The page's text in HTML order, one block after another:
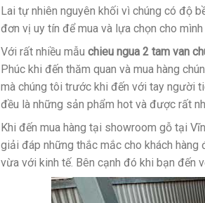
Lai tự nhiên nguyên khối vì chúng có độ
đơn vị uy tín để mua và lựa chọn cho
Với rất nhiều mẫu chieu ngua 2 tam van
Phúc khi đến thăm quan và mua hàng
mà chúng tôi trước khi đến với tay người
đều là những sản phẩm hot và được rất
Khi đến mua hàng tại showroom gỗ tại
giải đáp những thắc mắc cho khách
vừa với kinh tế. Bên cạnh đó khi bạn đến